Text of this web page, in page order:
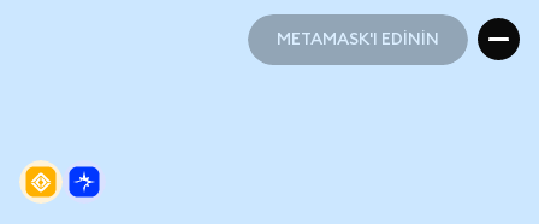
METAMASK'I EDİNİN